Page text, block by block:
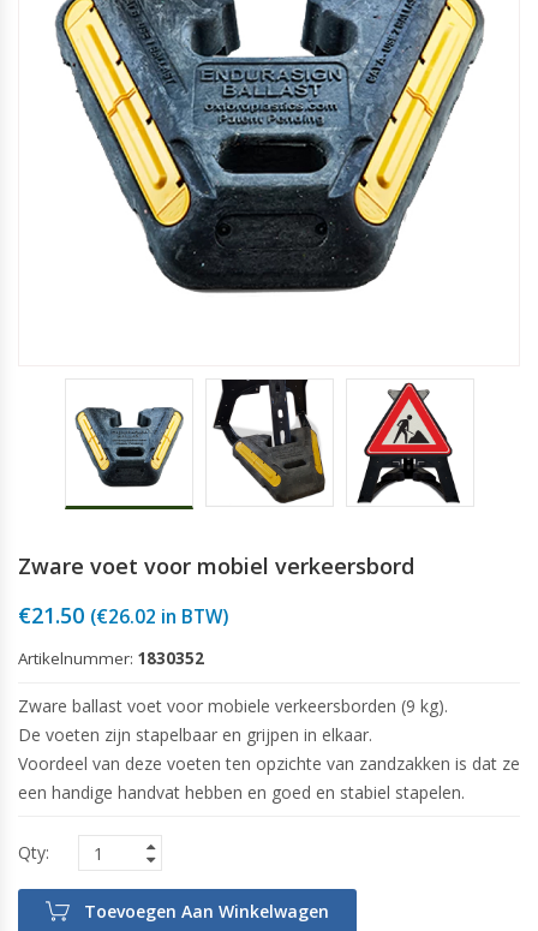
Zware voet voor mobiel verkeersbord
€21.50 (€26.02 in BTW)
Artikelnummer: 1830352
Zware ballast voet voor mobiele verkeersborden (9 kg).
De voeten zijn stapelbaar en grijpen in elkaar.
Voordeel van deze voeten ten opzichte van zandzakken is dat ze
een handige handvat hebben en goed en stabiel stapelen.
Toevoegen Aan Winkelwagen